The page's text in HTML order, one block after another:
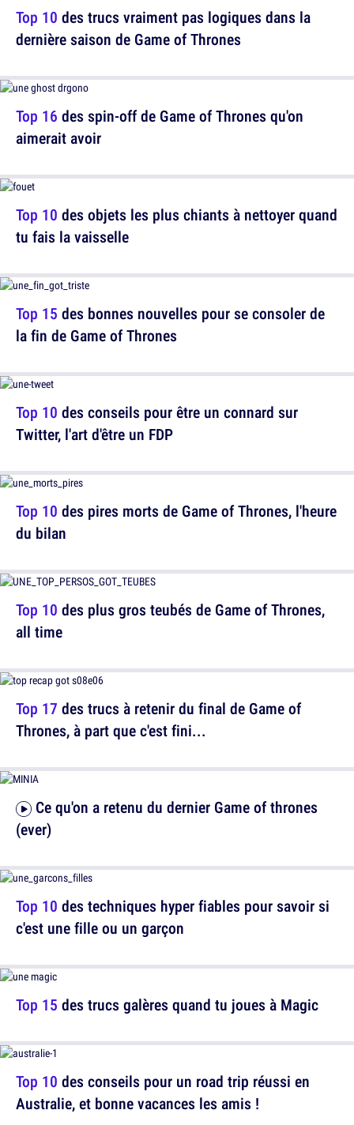
Top 16 des spin-off de Game of Thrones qu'on
aimerait avoir
Top 15 des bonnes nouvelles pour se consoler de
la fin de Game of Thrones
Top 10 des pires morts de Game of Thrones, l'heure
du bilan
Top 17 des trucs à retenir du final de Game of
Thrones, à part que c'est fini...
Top 10 des techniques hyper fiables pour savoir si
c'est une fille ou un garçon
Top 10 des conseils pour un road trip réussi en
Australie, et bonne vacances les amis !
Top 10 des trucs vraiment pas logiques dans la
dernière saison de Game of Thrones
Top 10 des objets les plus chiants à nettoyer quand
tu fais la vaisselle
Top 10 des conseils pour être un connard sur
Twitter, l'art d'être un FDP
Top 10 des plus gros teubés de Game of Thrones,
all time
(ever)
Top 15 des trucs galères quand tu joues à Magic